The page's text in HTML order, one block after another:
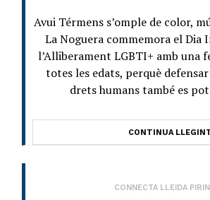
Avui Térmens s’omple de color,
La Noguera commemora el
l’Alliberament LGBTI+ amb una
totes les edats, perquè
drets humans també es
CONTINUA
CONNECTA LLEIDA